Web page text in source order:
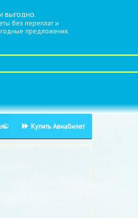
выгодно.
без переплат и
предложения.
Купить Авиабилет